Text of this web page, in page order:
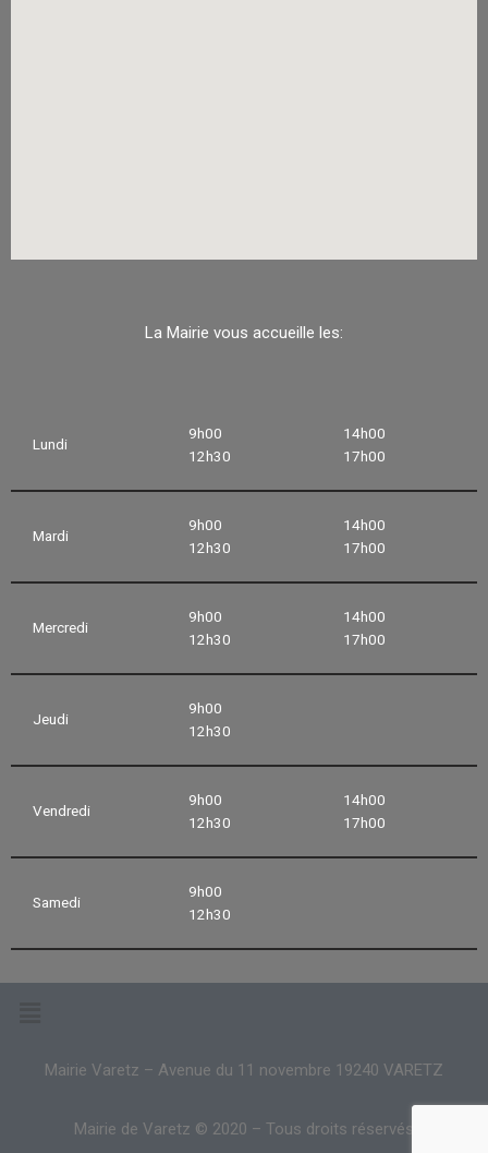
La Mairie vous accueille les:
Lundi
9h00
12h30
14h00
17h00
Mardi
9h00
12h30
14h00
17h00
Mercredi
9h00
12h30
14h00
17h00
Jeudi
9h00
12h30
Vendredi
9h00
12h30
14h00
17h00
Samedi
9h00
12h30
Mairie Varetz – Avenue du 11 novembre 19240 VARETZ
Mairie de Varetz © 2020 – Tous droits réservés